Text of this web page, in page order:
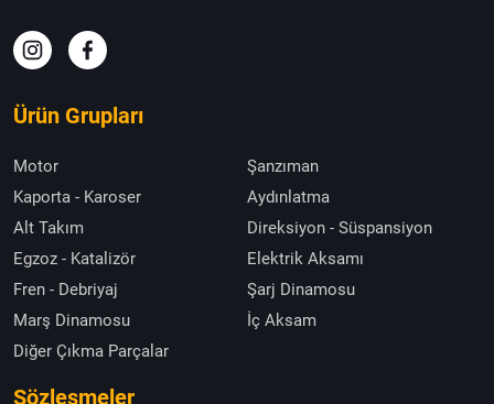
Ürün Grupları
Motor
Şanzıman
Kaporta - Karoser
Aydınlatma
Alt Takım
Direksiyon - Süspansiyon
Egzoz - Katalizör
Elektrik Aksamı
Fren - Debriyaj
Şarj Dinamosu
Marş Dinamosu
İç Aksam
Diğer Çıkma Parçalar
Sözleşmeler